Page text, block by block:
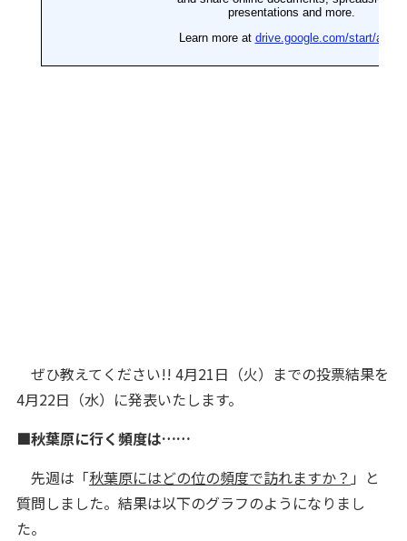
ぜひ教えてください!! 4月21日（火）までの投票結果を
4月22日（水）に発表いたします。
■秋葉原に行く頻度は……
先週は「秋葉原にはどの位の頻度で訪れますか？ 」と
質問しました。結果は以下のグラフのようになりまし
た。